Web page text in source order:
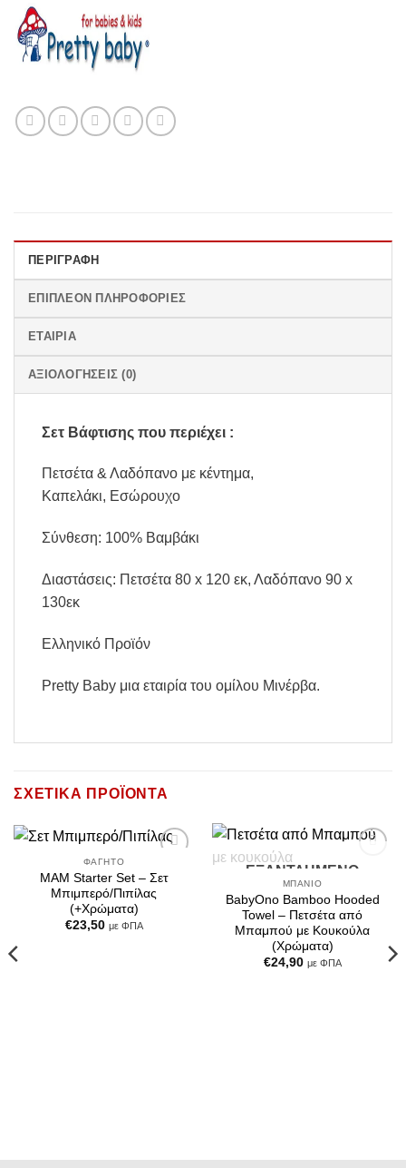
ΠΕΡΙΓΡΑΦΉ
ΕΠΙΠΛΈΟΝ ΠΛΗΡΟΦΟΡΊΕΣ
ΕΤΑΙΡΊΑ
ΑΞΙΟΛΟΓΉΣΕΙΣ (0)
Σετ Βάφτισης που περιέχει :
Πετσέτα & Λαδόπανο με κέντημα,
Καπελάκι, Εσώρουχο
Σύνθεση: 100% Βαμβάκι
Διαστάσεις: Πετσέτα 80 x 120 εκ, Λαδόπανο 90 x
130εκ
Ελληνικό Προϊόν
Pretty Baby μια εταιρία του ομίλου Μινέρβα.
ΣΧΕΤΙΚΆ ΠΡΟΪΌΝΤΑ
Wishlist
ΦΑΓΗΤΌ
MAM Starter Set – Σετ
Μπιμπερό/Πιπίλας
(+Χρώματα)
€23,50 με ΦΠΑ
Add to
ΕΞΑΝΤΛΗΜΈΝΟ
ΜΠΆΝΙΟ
BabyOno Bamboo Hooded
Towel – Πετσέτα από
Μπαμπού με Κουκούλα
(Χρώματα)
€24,90 με ΦΠΑ